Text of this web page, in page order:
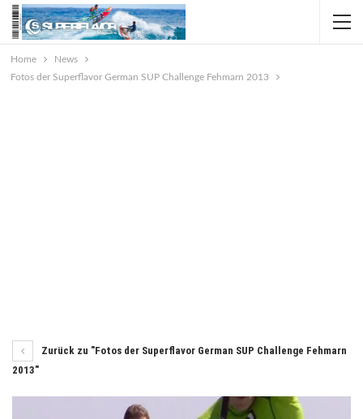
Home
News
Fotos der Superflavor German SUP Challenge Fehmarn 2013
Zurück zu "Fotos der Superflavor German SUP Challenge Fehmarn
2013"